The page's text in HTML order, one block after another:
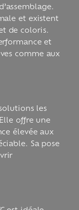
et existent
de coloris.
et
comme aux
les
offre une
élevée aux
Sa pose